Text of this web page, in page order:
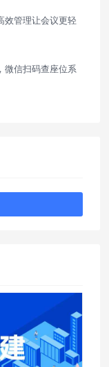
效管理让会议更轻
微信扫码查座位系